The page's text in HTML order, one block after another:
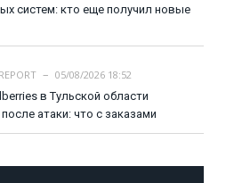
систем: кто еще получил новые
05/08/2026 18:52
в Тульской области
атаки: что с заказами